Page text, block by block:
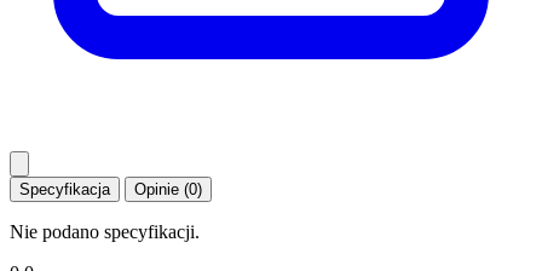
Specyfikacja Opinie (0)
Nie podano specyfikacji.